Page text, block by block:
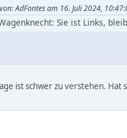
AdFontes am 16. Juli 2024,
Sie ist Links,
ist schwer zu verstehen. Hat